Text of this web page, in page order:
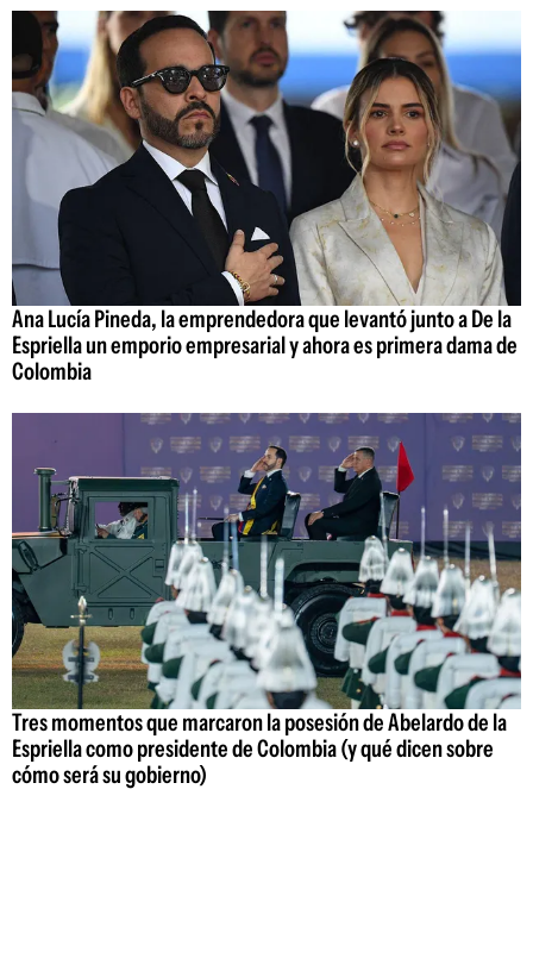
Ana Lucía Pineda, la emprendedora que levantó junto a De la
Espriella un emporio empresarial y ahora es primera dama de
Colombia
Tres momentos que marcaron la posesión de Abelardo de la
Espriella como presidente de Colombia (y qué dicen sobre
cómo será su gobierno)